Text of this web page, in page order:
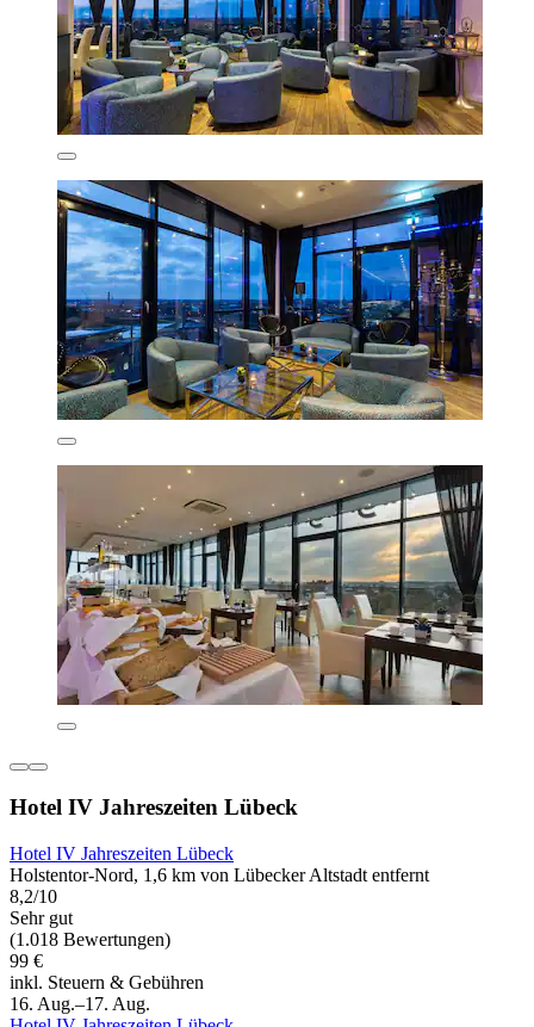
Hotel IV Jahreszeiten Lübeck
Hotel IV Jahreszeiten Lübeck
Holstentor-Nord, 1,6 km von Lübecker Altstadt entfernt
8,2/10
Sehr gut
(1.018 Bewertungen)
99 €
inkl. Steuern & Gebühren
16. Aug.–17. Aug.